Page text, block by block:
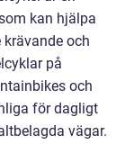
kan hjälpa
och
på
och
för dagligt
vägar.